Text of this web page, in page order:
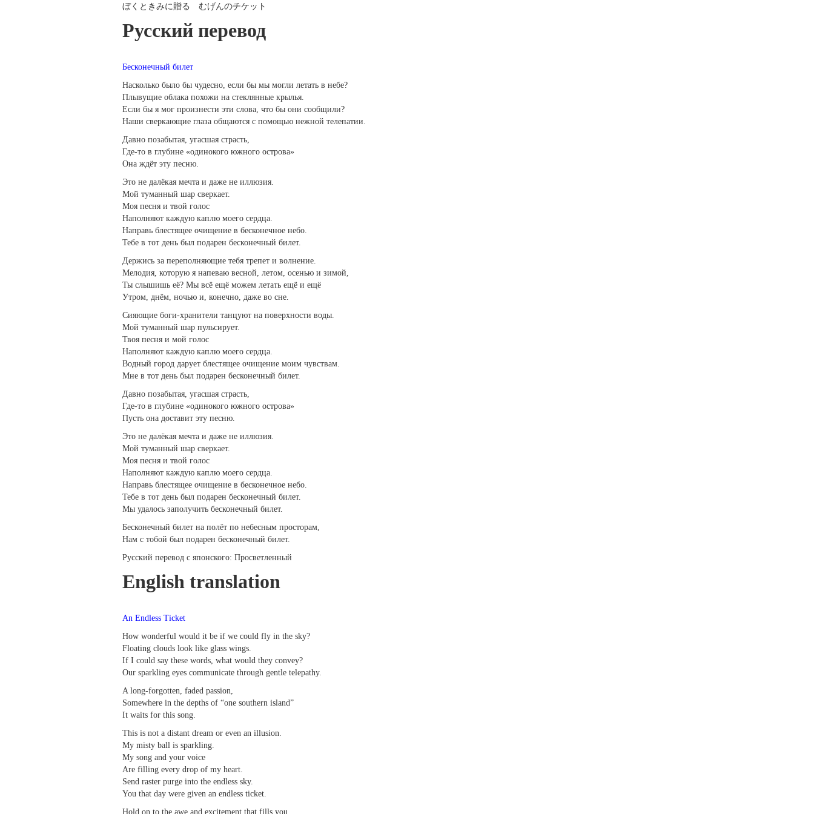
ぼくときみに贈る むげんのチケット
Русский перевод
Бесконечный билет
Насколько было бы чудесно, если бы мы могли летать в небе?
Плывущие облака похожи на стеклянные крылья.
Если бы я мог произнести эти слова, что бы они сообщили?
Наши сверкающие глаза общаются с помощью нежной телепатии.
Давно позабытая, угасшая страсть,
Где-то в глубине «одинокого южного острова»
Она ждёт эту песню.
Это не далёкая мечта и даже не иллюзия.
Мой туманный шар сверкает.
Моя песня и твой голос
Наполняют каждую каплю моего сердца.
Направь блестящее очищение в бесконечное небо.
Тебе в тот день был подарен бесконечный билет.
Держись за переполняющие тебя трепет и волнение.
Мелодия, которую я напеваю весной, летом, осенью и зимой,
Ты слышишь её? Мы всё ещё можем летать ещё и ещё
Утром, днём, ночью и, конечно, даже во сне.
Сияющие боги-хранители танцуют на поверхности воды.
Мой туманный шар пульсирует.
Твоя песня и мой голос
Наполняют каждую каплю моего сердца.
Водный город дарует блестящее очищение моим чувствам.
Мне в тот день был подарен бесконечный билет.
Давно позабытая, угасшая страсть,
Где-то в глубине «одинокого южного острова»
Пусть она доставит эту песню.
Это не далёкая мечта и даже не иллюзия.
Мой туманный шар сверкает.
Моя песня и твой голос
Наполняют каждую каплю моего сердца.
Направь блестящее очищение в бесконечное небо.
Тебе в тот день был подарен бесконечный билет.
Мы удалось заполучить бесконечный билет.
Бесконечный билет на полёт по небесным просторам,
Нам с тобой был подарен бесконечный билет.
Русский перевод с японского: Просветленный
English translation
An Endless Ticket
How wonderful would it be if we could fly in the sky?
Floating clouds look like glass wings.
If I could say these words, what would they convey?
Our sparkling eyes communicate through gentle telepathy.
A long-forgotten, faded passion,
Somewhere in the depths of “one southern island”
It waits for this song.
This is not a distant dream or even an illusion.
My misty ball is sparkling.
My song and your voice
Are filling every drop of my heart.
Send raster purge into the endless sky.
You that day were given an endless ticket.
Hold on to the awe and excitement that fills you.